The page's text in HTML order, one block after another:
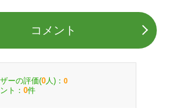
コメント
ーの評価(0 人)： 0
ト： 0件